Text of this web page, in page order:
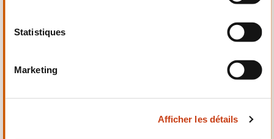
Statistiques
Marketing
Afficher les détails